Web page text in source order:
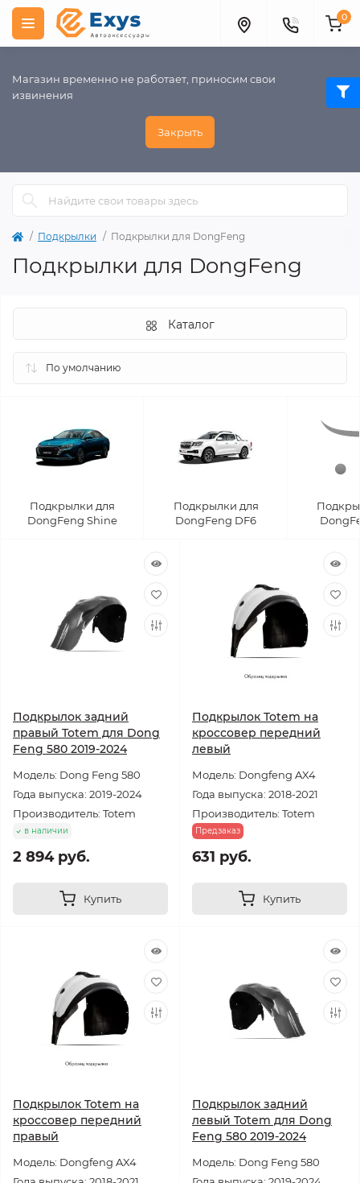
Магазин временно не работает, приносим свои
извинения
Закрыть
0
Подкрылки Подкрылки для DongFeng
Подкрылки для DongFeng
Каталог
Подкрылки для
DongFeng Shine
Подкрылки для
DongFeng DF6
Подкрылок задний
правый Totem для Dong
Feng 580 2019-2024
Модель: Dong Feng 580
Года выпуска: 2019-2024
Производитель: Totem
в наличии
2 894 руб.
Купить
Подкрылок Totem на
кроссовер передний
левый
Модель: Dongfeng AX4
Года выпуска: 2018-2021
Производитель: Totem
Предзаказ
631 руб.
Купить
Подкрылок Totem на
кроссовер передний
правый
Модель: Dongfeng AX4
Подкрылок задний
левый Totem для Dong
Feng 580 2019-2024
Модель: Dong Feng 580